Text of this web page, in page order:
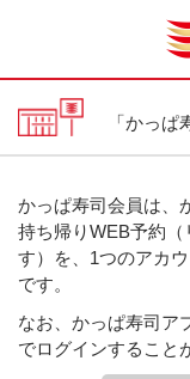
「かっぱ
かっぱ寿司会員は、
持ち帰りWEB予約（
す）を、1つのアカ
です。
なお、かっぱ寿司ア
でログインすること